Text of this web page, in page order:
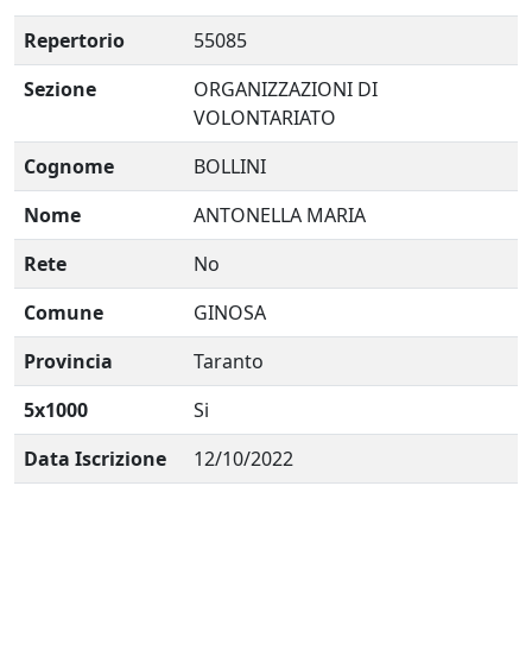
Repertorio
55085
Sezione
ORGANIZZAZIONI DI
VOLONTARIATO
Cognome
BOLLINI
Nome
ANTONELLA MARIA
Rete
No
Comune
GINOSA
Provincia
Taranto
5x1000
Si
Data Iscrizione
12/10/2022